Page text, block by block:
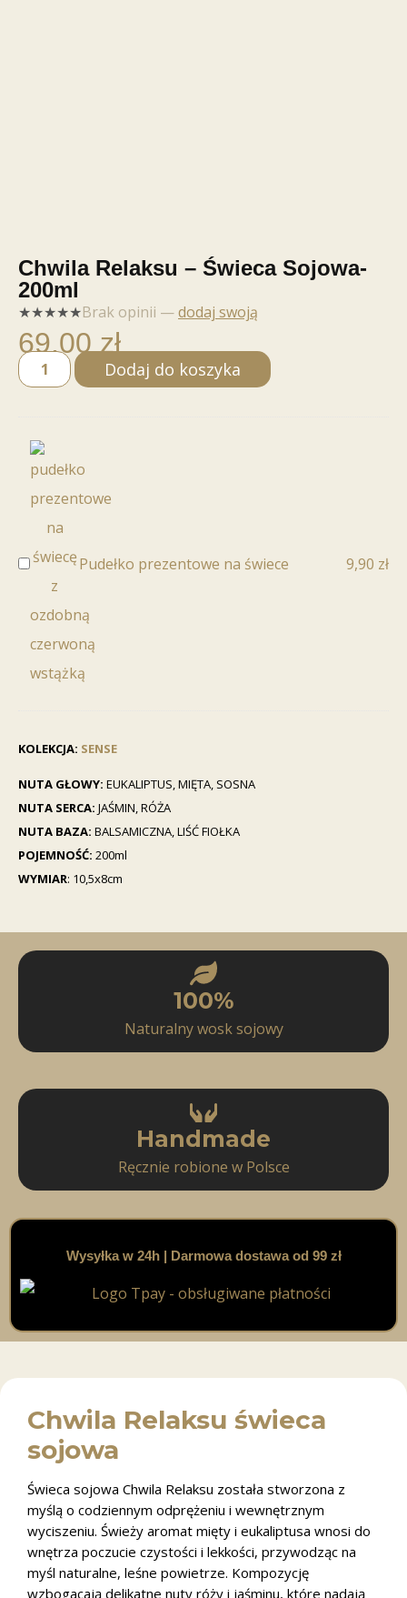
Chwila Relaksu – Świeca Sojowa-
200ml
★★★★★Brak opinii —dodaj swoją
69,00zł
Dodaj do koszyka
prezentowe
świece
Pudełko prezentowe na świece 9,90 zł
KOLEKCJA: SENSE
NUTA GŁOWY: EUKALIPTUS, MIĘTA, SOSNA
NUTA SERCA: JAŚMIN, RÓŻA
NUTA BAZA: BALSAMICZNA, LIŚĆ FIOŁKA
POJEMNOŚĆ: 200ml
WYMIAR: 10,5x8cm
100%
Naturalny wosk sojowy
Handmade
Ręcznie robione w Polsce
Wysyłka w 24h | Darmowa dostawa od 99 zł
Chwila Relaksu świeca
sojowa
Świeca sojowa Chwila Relaksu została stworzona z
myślą o codziennym odprężeniu i wewnętrznym
wyciszeniu. Świeży aromat mięty i eukaliptusa wnosi do
wnętrza poczucie czystości i lekkości, przywodząc na
myśl naturalne, leśne powietrze. Kompozycję
wzbogacają delikatne nuty róży i jaśminu, które nadają